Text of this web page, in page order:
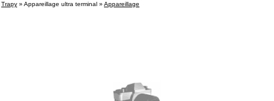
Trapy » Appareillage ultra terminal » Appareillage